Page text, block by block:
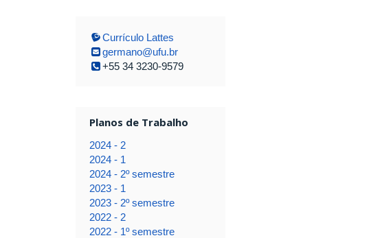
Currículo Lattes
germano@ufu.br
+55 34 3230-9579
Planos de Trabalho
2024 - 2
2024 - 1
2024 - 2º semestre
2023 - 1
2023 - 2º semestre
2022 - 2
2022 - 1º semestre